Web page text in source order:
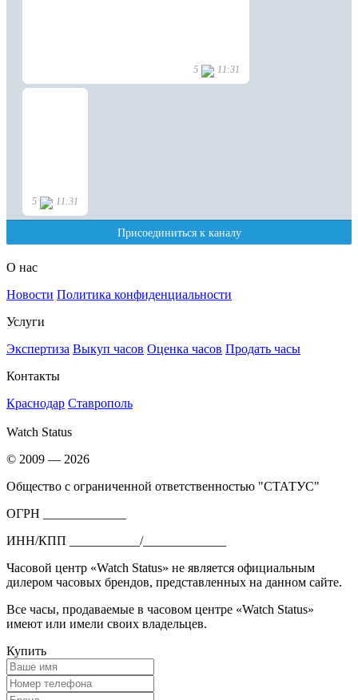
О нас
Новости Политика конфиденциальности
Услуги
Экспертиза Выкуп часов Оценка часов Продать часы
Контакты
Краснодар Ставрополь
Watch Status
© 2009 — 2026
Общество с ограниченной ответственностью "СТАТУС"
ОГРН _____________
ИНН/КПП ___________/_____________
Часовой центр «Watch Status» не является официальным
дилером часовых брендов, представленных на данном сайте.
Все часы, продаваемые в часовом центре «Watch Status»
имеют или имели своих владельцев.
Купить